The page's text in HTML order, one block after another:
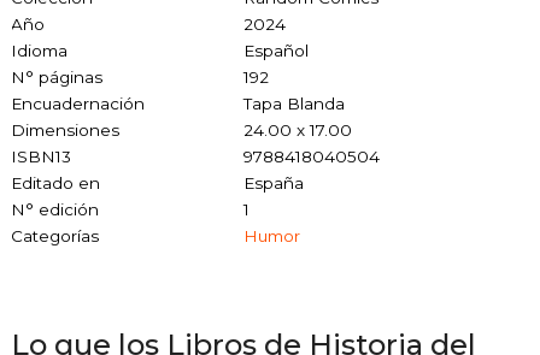
Año
2024
Idioma
Español
N° páginas
192
Encuadernación
Tapa Blanda
Dimensiones
24.00 x 17.00
ISBN13
9788418040504
Editado en
España
N° edición
1
Categorías
Humor
Lo que los Libros de Historia del